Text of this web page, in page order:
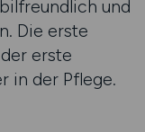
und
Die erste
erste
in der Pflege.